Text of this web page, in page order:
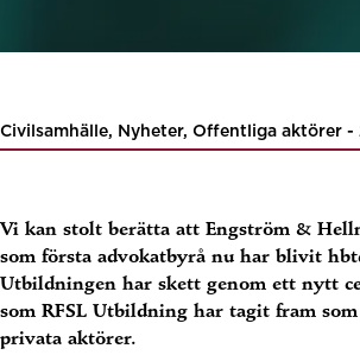
Civilsamhälle, Nyheter, Offentliga aktörer
Vi kan stolt berätta att Engström &
som första advokatbyrå nu har blivit
Utbildningen har skett genom ett nytt
som RFSL Utbildning har tagit fram
privata aktörer.